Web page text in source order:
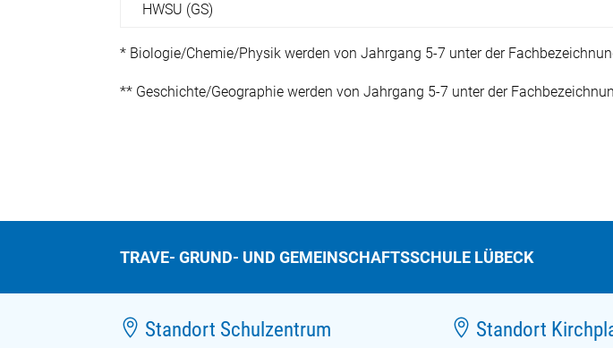
HWSU (GS)
* Biologie/Chemie/Physik werden von Jahrgang 5-7 unter der
** Geschichte/Geographie werden von Jahrgang 5-7 unter der
TRAVE- GRUND- UND GEMEINSCHAFTSSCHULE LÜBECK
 Standort Schulzentrum  Standort